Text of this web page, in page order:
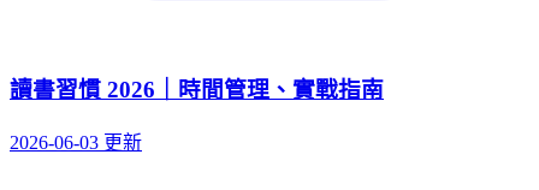
讀書習慣 2026｜時間管理、實戰指南
2026-06-03 更新